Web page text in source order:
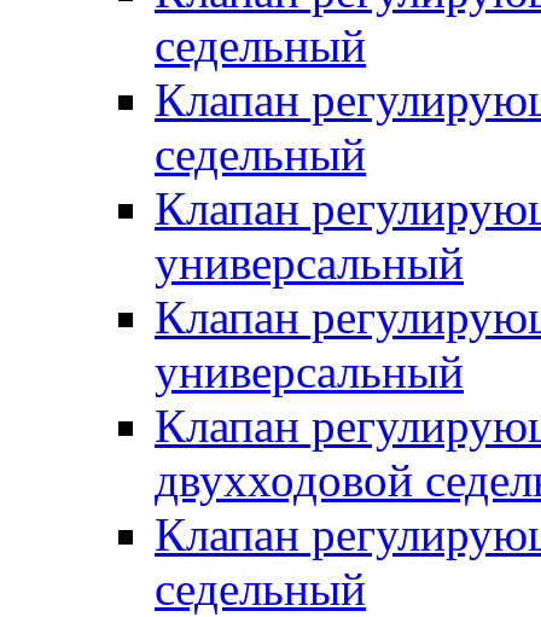
седельный
Клапан
седельный
Клапан
универсальный
Клапан
универсальный
Клапан
двухходовой
Клапан
седельный